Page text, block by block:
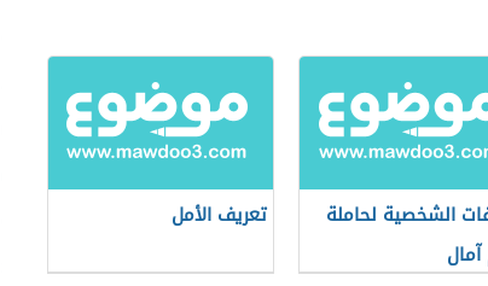
الشخصية لحاملة
تعريف الأمل